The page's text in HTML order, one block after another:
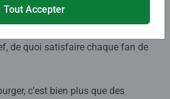
pour les plus jeunes, des
personnages préférés, des
de quoi satisfaire chaque fan de
c'est bien plus que des
Tout Accepter